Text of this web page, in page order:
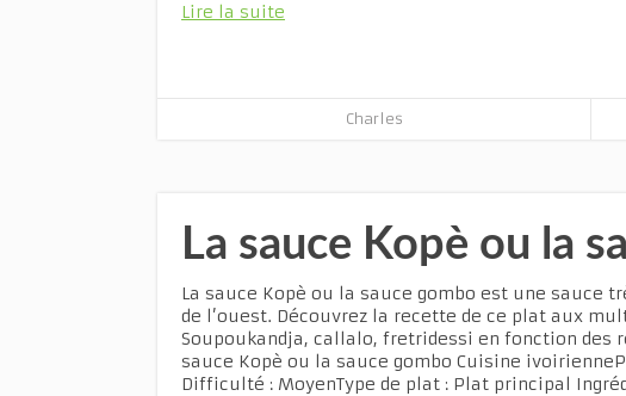
Lire la suite
Charles
La sauce Kopè ou la
La sauce Kopè ou la sauce gombo est une sauce
de l’ouest. Découvrez la recette de ce plat aux
Soupoukandja, callalo, fretridessi en fonction des
sauce Kopè ou la sauce gombo Cuisine
Difficulté : MoyenType de plat : Plat principal